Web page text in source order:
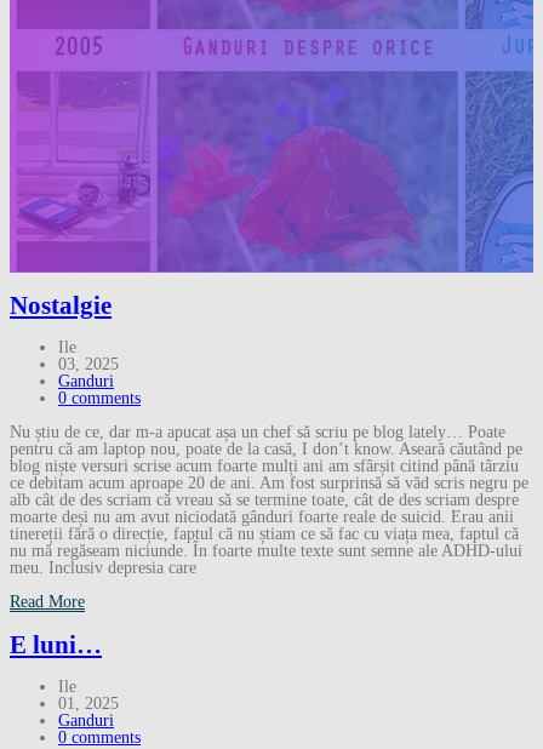
Nostalgie
Ile
03, 2025
Ganduri
0 comments
Nu știu de ce, dar m-a apucat așa un chef să scriu pe blog lately… Poate
pentru că am laptop nou, poate de la casă, I don’t know. Aseară căutând pe
blog niște versuri scrise acum foarte mulți ani am sfârșit citind până târziu
ce debitam acum aproape 20 de ani. Am fost surprinsă să văd scris negru pe
alb cât de des scriam că vreau să se termine toate, cât de des scriam despre
moarte deși nu am avut niciodată gânduri foarte reale de suicid. Erau anii
tinereții fără o direcție, faptul că nu știam ce să fac cu viața mea, faptul că
nu mă regăseam niciunde. În foarte multe texte sunt semne ale ADHD-ului
meu. Inclusiv depresia care
Read More
E luni…
Ile
01, 2025
Ganduri
0 comments